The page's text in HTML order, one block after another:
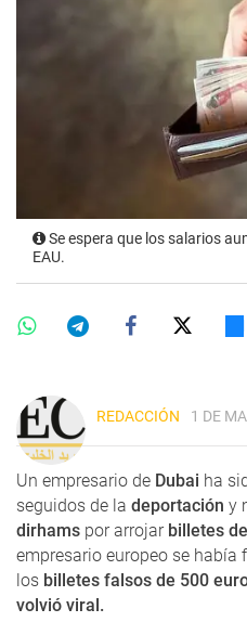
Se espera que los salarios
EAU.
REDACCIÓN 1 DE
Un empresario de Dubai ha
seguidos de la deportación y
dirhams por arrojarbilletes
empresario europeo se
los billetes falsos de 500
volvió viral.